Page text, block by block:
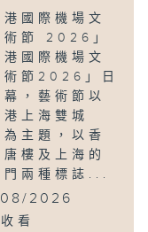
港國際機場文
術節 2026」
港國際機場文
術節2026」日
幕，藝術節以
港上海雙城
為主題，以香
唐樓及上海的
門兩種標誌...
2026
收看